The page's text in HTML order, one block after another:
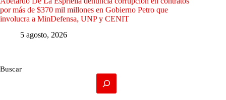
por más de $370 mil millones en Gobierno Petro que
involucra a MinDefensa, UNP y CENIT
5 agosto, 2026
Buscar